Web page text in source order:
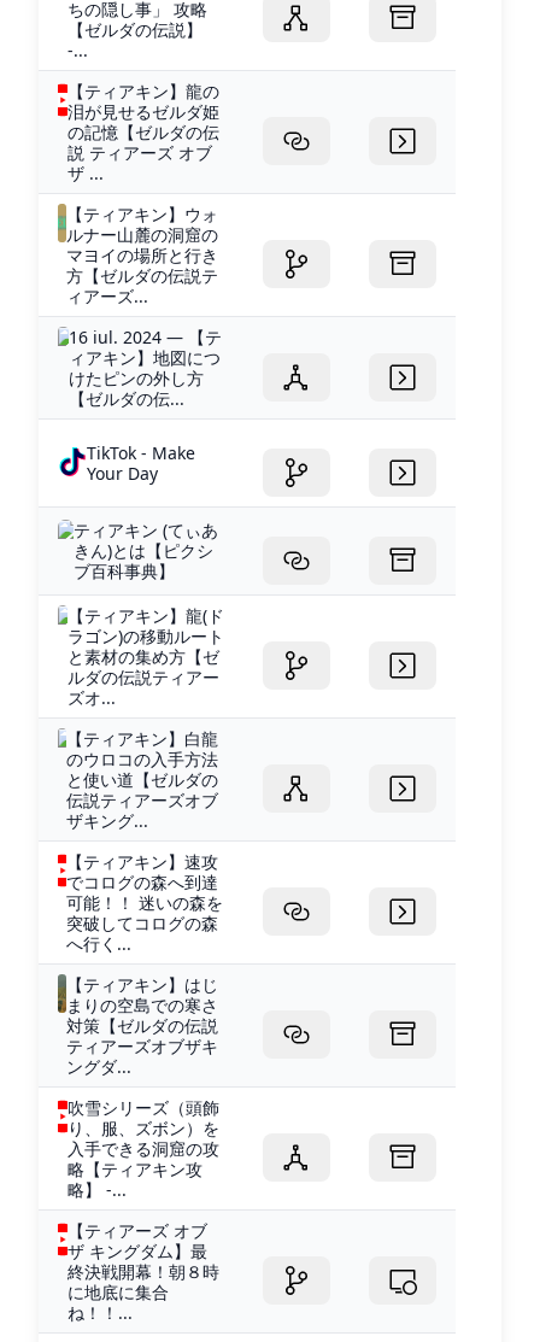
ちの隠し事」 攻略
【ゼルダの伝説】
-...
【ティアキン】龍の
泪が見せるゼルダ姫
の記憶【ゼルダの伝
説 ティアーズ オブ
ザ ...
【ティアキン】ウォ
ルナー山麓の洞窟の
マヨイの場所と行き
方【ゼルダの伝説テ
ィアーズ...
16 iul. 2024 — 【テ
ィアキン】地図につ
けたピンの外し方
【ゼルダの伝...
TikTok - Make
Your Day
ティアキン (てぃあ
きん)とは【ピクシ
ブ百科事典】
【ティアキン】龍(ド
ラゴン)の移動ルート
と素材の集め方【ゼ
ルダの伝説ティアー
ズオ...
【ティアキン】白龍
のウロコの入手方法
と使い道【ゼルダの
伝説ティアーズオブ
ザキング...
【ティアキン】速攻
でコログの森へ到達
可能！！ 迷いの森を
突破してコログの森
へ行く...
【ティアキン】はじ
まりの空島での寒さ
対策【ゼルダの伝説
ティアーズオブザキ
ングダ...
吹雪シリーズ（頭飾
り、服、ズボン）を
入手できる洞窟の攻
略【ティアキン攻
略】 -...
【ティアーズ オブ
ザ キングダム】最
終決戦開幕！朝８時
に地底に集合
ね！！...